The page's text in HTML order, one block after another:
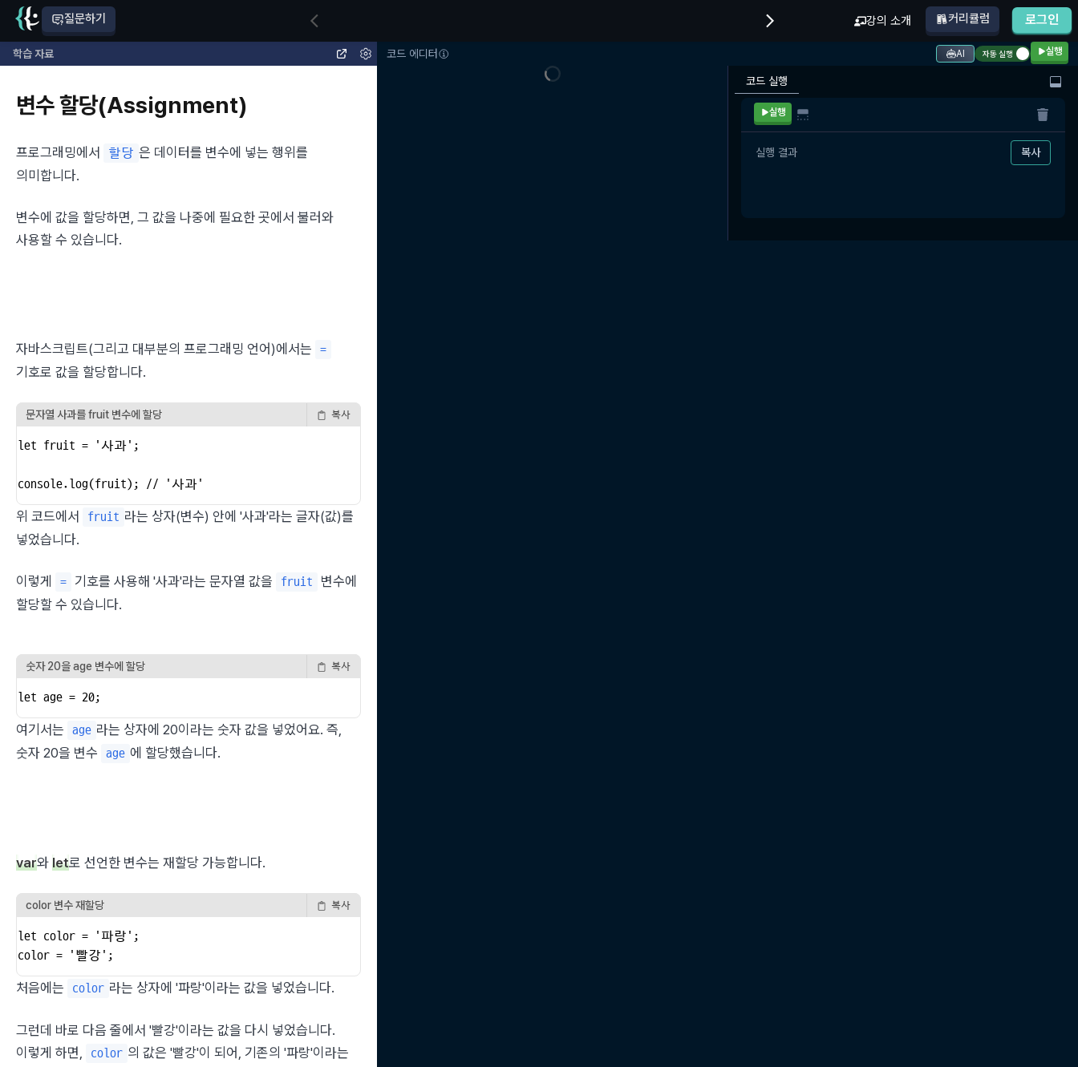
질문하기 강의 소개 커리큘럼 로그인
학습 자료
변수 할당(Assignment)
프로그래밍에서 할당 은 데이터를 변수에 넣는 행위를
의미합니다.
변수에 값을 할당하면, 그 값을 나중에 필요한 곳에서 불러와
사용할 수 있습니다.
자바스크립트(그리고 대부분의 프로그래밍 언어)에서는 =
기호로 값을 할당합니다.
문자열 사과를 fruit 변수에 할당 복사
let fruit = '사과';
console.log(fruit); // '사과'
위 코드에서 fruit 라는 상자(변수) 안에 '사과'라는 글자(값)를
넣었습니다.
이렇게 = 기호를 사용해 '사과'라는 문자열 값을 fruit
변수에
할당할 수 있습니다.
숫자 20을 age 변수에 할당 복사
let age = 20;
여기서는 age 라는 상자에 20이라는 숫자 값을 넣었어요. 즉,
숫자 20을 변수
age 에 할당했습니다.
var와 let로 선언한 변수는 재할당 가능합니다.
color 변수 재할당 복사
let color = '파랑';
color = '빨강';
처음에는 color 라는 상자에 '파랑'이라는 값을 넣었습니다.
그런데 바로 다음 줄에서 '빨강'이라는 값을 다시 넣었습니다.
이렇게 하면,
color 의 값은 '빨강'이 되어, 기존의 '파랑'이라는
코드 에디터 AI 자동 실행 실행
코드 실행
실행
실행 결과 복사